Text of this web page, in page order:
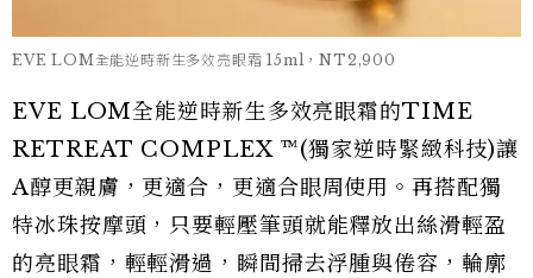
EVE LOM全能逆時新生多效亮眼霜 15ml，NT2,900
EVE LOM全能逆時新生多效亮眼霜的TIME
RETREAT COMPLEX ™(獨家逆時緊緻科技)讓
A醇更親膚，更適合，更適合眼周使用。再搭配獨
特冰珠按摩頭，只要輕壓筆頭就能釋放出絲滑輕盈
的亮眼霜，輕輕滑過，瞬間掃去浮腫與倦容，輪廓